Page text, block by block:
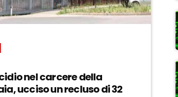
nel carcere della
ucciso un recluso di 32